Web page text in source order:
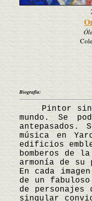
Biografía:
Pintor
mundo. Se
música en
edificios
bomberos de
armonía de
En cada
de un
de
singular